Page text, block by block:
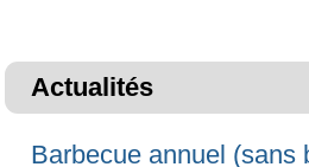
Actualités
Barbecue annuel (sans